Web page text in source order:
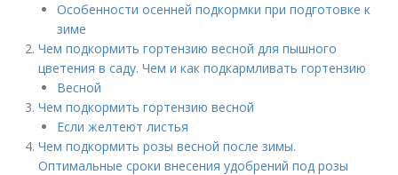
Особенности осенней подкормки при подготовке к
зиме
Чем подкормить гортензию весной для пышного
цветения в саду. Чем и как подкармливать гортензию
Весной
Чем подкормить гортензию весной
Если желтеют листья
Чем подкормить розы весной после зимы.
Оптимальные сроки внесения удобрений под розы